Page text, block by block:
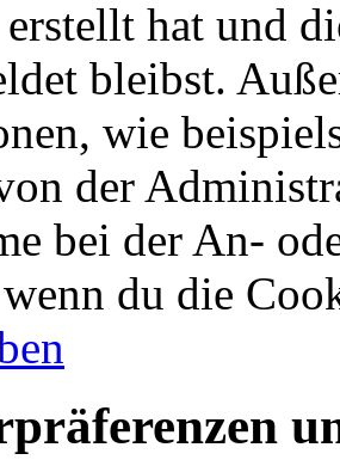
hat und
bleibst.
wie
der
bei der An-
du die